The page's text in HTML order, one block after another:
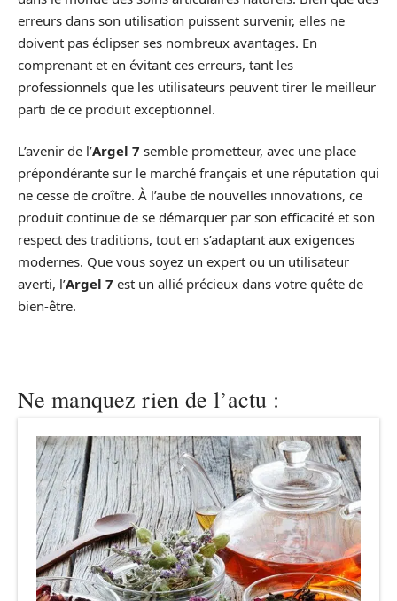
erreurs dans son utilisation puissent survenir, elles ne
doivent pas éclipser ses nombreux avantages. En
comprenant et en évitant ces erreurs, tant les
professionnels que les utilisateurs peuvent tirer le meilleur
parti de ce produit exceptionnel.
L’avenir de l’Argel 7 semble prometteur, avec une place
prépondérante sur le marché français et une réputation qui
ne cesse de croître. À l’aube de nouvelles innovations, ce
produit continue de se démarquer par son efficacité et son
respect des traditions, tout en s’adaptant aux exigences
modernes. Que vous soyez un expert ou un utilisateur
averti, l’Argel 7 est un allié précieux dans votre quête de
bien-être.
Ne manquez rien de l’actu :